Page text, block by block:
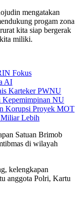
mengatakan
progam zona
kita siap bergerak
miliki.
Fokus
AI
Karteker PWNU
Kepemimpinan NU
Korupsi Proyek MOT
Lebih
Satuan Brimob
di wilayah
kelengkapan
anggota Polri, Kartu